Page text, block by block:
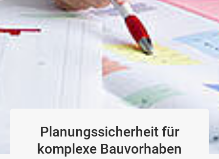
Planungssicherheit für
komplexe Bauvorhaben